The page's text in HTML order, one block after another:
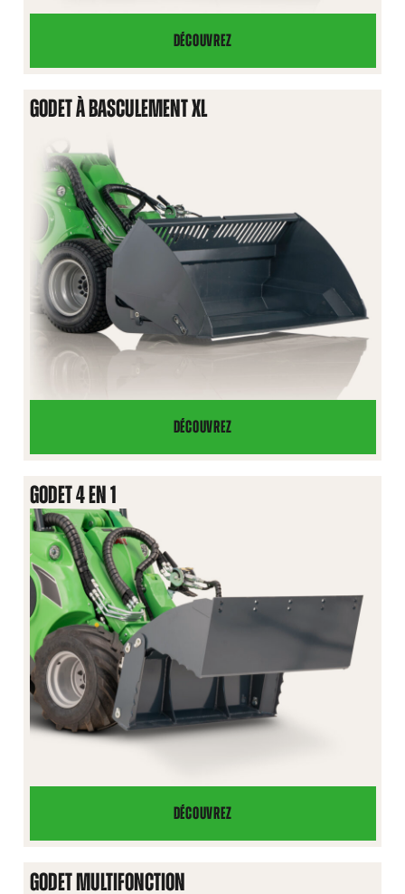
DÉCOUVREZ
GODET
À
BASCULEMENT
GODET À BASCULEMENT XL
DÉCOUVREZ
GODET
À
GODET 4 EN 1
DÉCOUVREZ
GODET
4
GODET MULTIFONCTION